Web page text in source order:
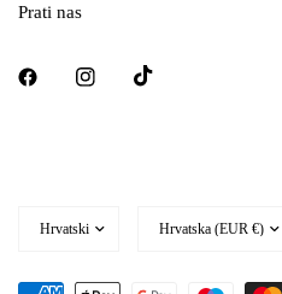
Prati nas
državu/regiju
državu/regiju